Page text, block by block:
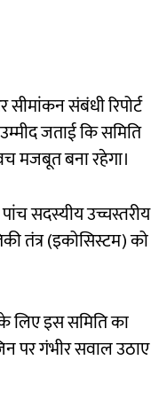
संबंधी रिपोर्ट
जताई कि समिति
मजबूत बना रहेगा।
पांच सदस्यीय उच्चस्तरीय
तंत्र (इकोसिस्टम) को
के लिए इस समिति का
पर गंभीर सवाल उठाए